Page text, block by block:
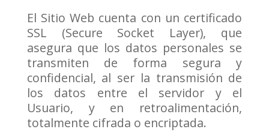
El Sitio Web cuenta con un certificado
SSL (Secure Socket Layer), que
asegura que los datos personales se
transmiten de forma segura y
confidencial, al ser la transmisión de
los datos entre el servidor y el
Usuario, y en retroalimentación,
totalmente cifrada o encriptada.